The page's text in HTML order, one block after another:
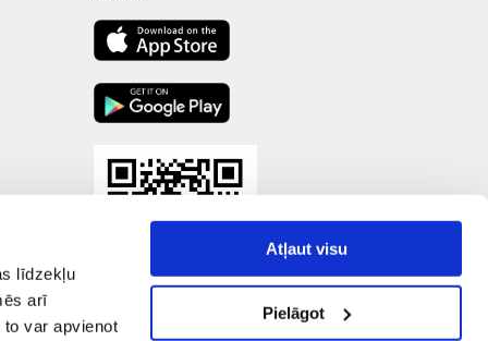
līdzekļu
arī
var apvienot
Atļaut visu
Pielāgot